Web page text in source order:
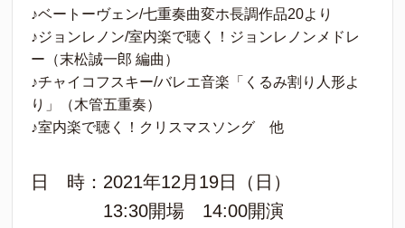
♪ベートーヴェン/七重奏曲変ホ長調作品20より
♪ジョンレノン/室内楽で聴く！ジョンレノンメドレ
ー（末松誠一郎 編曲）
♪チャイコフスキー/バレエ音楽「くるみ割り人形よ
り」（木管五重奏）
♪室内楽で聴く！クリスマスソング 他
日 時：2021年12月19日（日）
13:30開場 14:00開演